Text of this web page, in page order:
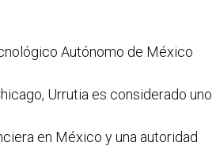
Autónomo de México
Urrutia es considerado uno
en México y una autoridad